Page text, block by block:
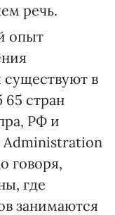
речь.
опыт
существуют в
65 стран
РФ и
Administration
говоря,
где
занимаются